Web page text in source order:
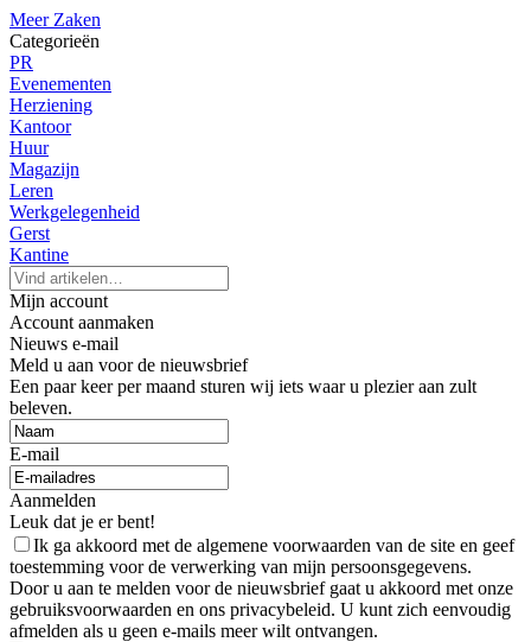
Meer Zaken
Categorieën
PR
Evenementen
Herziening
Kantoor
Huur
Magazijn
Leren
Werkgelegenheid
Gerst
Kantine
Mijn account
Account aanmaken
Nieuws e-mail
Meld u aan voor de nieuwsbrief
Een paar keer per maand sturen wij iets waar u plezier aan zult
beleven.
E-mail
Aanmelden
Leuk dat je er bent!
Ik ga akkoord met de algemene voorwaarden van de site en geef
toestemming voor de verwerking van mijn persoonsgegevens.
Door u aan te melden voor de nieuwsbrief gaat u akkoord met onze
gebruiksvoorwaarden en ons privacybeleid. U kunt zich eenvoudig
afmelden als u geen e-mails meer wilt ontvangen.